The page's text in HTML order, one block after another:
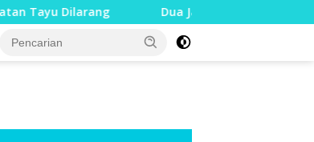
Dua Jari Putus akibat Dugaan Bullying,